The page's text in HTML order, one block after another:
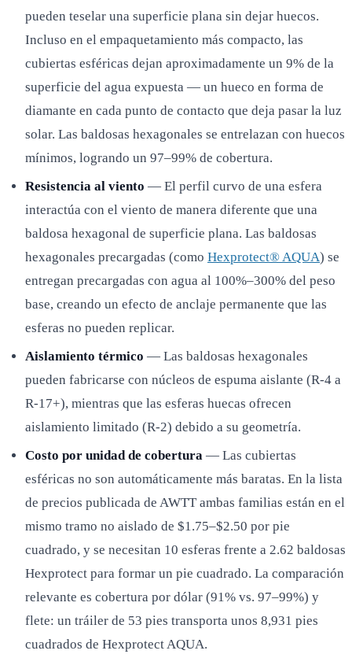
pueden teselar una superficie plana sin dejar huecos.
Incluso en el empaquetamiento más compacto, las
cubiertas esféricas dejan aproximadamente un 9% de la
superficie del agua expuesta — un hueco en forma de
diamante en cada punto de contacto que deja pasar la luz
solar. Las baldosas hexagonales se entrelazan con huecos
mínimos, logrando un 97–99% de cobertura.
Resistencia al viento — El perfil curvo de una esfera
interactúa con el viento de manera diferente que una
baldosa hexagonal de superficie plana. Las baldosas
hexagonales precargadas (como Hexprotect® AQUA) se
entregan precargadas con agua al 100%–300% del peso
base, creando un efecto de anclaje permanente que las
esferas no pueden replicar.
Aislamiento térmico — Las baldosas hexagonales
pueden fabricarse con núcleos de espuma aislante (R-4 a
R-17+), mientras que las esferas huecas ofrecen
aislamiento limitado (R-2) debido a su geometría.
Costo por unidad de cobertura — Las cubiertas
esféricas no son automáticamente más baratas. En la lista
de precios publicada de AWTT ambas familias están en el
mismo tramo no aislado de $1.75–$2.50 por pie
cuadrado, y se necesitan 10 esferas frente a 2.62 baldosas
Hexprotect para formar un pie cuadrado. La comparación
relevante es cobertura por dólar (91% vs. 97–99%) y
flete: un tráiler de 53 pies transporta unos 8,931 pies
cuadrados de Hexprotect AQUA.